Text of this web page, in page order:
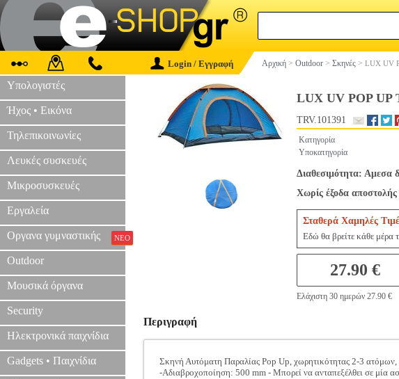
Login / Εγγραφή Αρχική > Outdoor > Σκηνές > LUX UV
Υπολογιστές
Ήχος • Εικόνα
Τηλεπικοινωνίες
Λευκές συσκευές
Μικροσυσκευές
Εργαλεία
Οργανα γυμναστικής ΝΕΟ
Outdoor
Μουσικά όργανα
Security
Ηλεκτρονικά παιχνίδια
Gadgets • Παιχνίδια
LUX UV POP UP
TRV.101391
Κατηγορία
Υποκατηγορία
Διαθεσιμότητα: Αμεσα
Χωρίς έξοδα
Σταθερά Χαμηλές
Εδώ θα βρείτε κάθε μέρα
27.90 €
Ελάχιστη 30 ημερών 27.90 €
Περιγραφή
Σκηνή Αυτόματη Παραλίας Pop Up, χωρητικότητας 2-3 ατόμων,
-Αδιαβροχοποίηση: 500 mm - Μπορεί να ανταπεξέλθει σε μία